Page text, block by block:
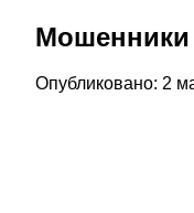
Мошенники
Опубликовано: 2